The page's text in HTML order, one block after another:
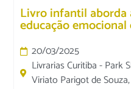
Livro infantil aborda
educação emocional
20/03/2025
Livrarias Curitiba - Park
Viriato Parigot de